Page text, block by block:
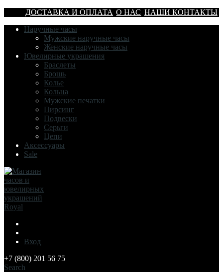
ДОСТАВКА И ОПЛАТА О НАС НАШИ КОНТАКТЫ
Наручные часы
Мужские наручные часы
Женские наручные часы
Ювелирные украшения
Браслеты
Брошь
Колье
Кольца
Мужские печатки
Пирсинг
Подвески
Серьги
Цепи
Аксессуары
Sale
Вход
+7 (800) 201 56 75
Search